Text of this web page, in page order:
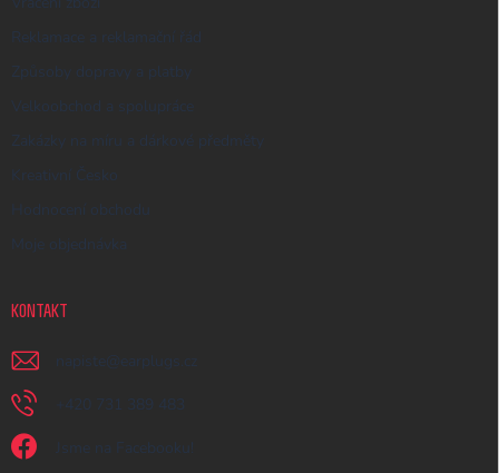
Reklamace a reklamační řád
Způsoby dopravy a platby
Velkoobchod a spolupráce
Zakázky na míru a dárkové předměty
Kreativní Česko
Hodnocení obchodu
Moje objednávka
KONTAKT
napiste @ earplugs.cz
+420 731 389 483
Jsme na Facebooku!